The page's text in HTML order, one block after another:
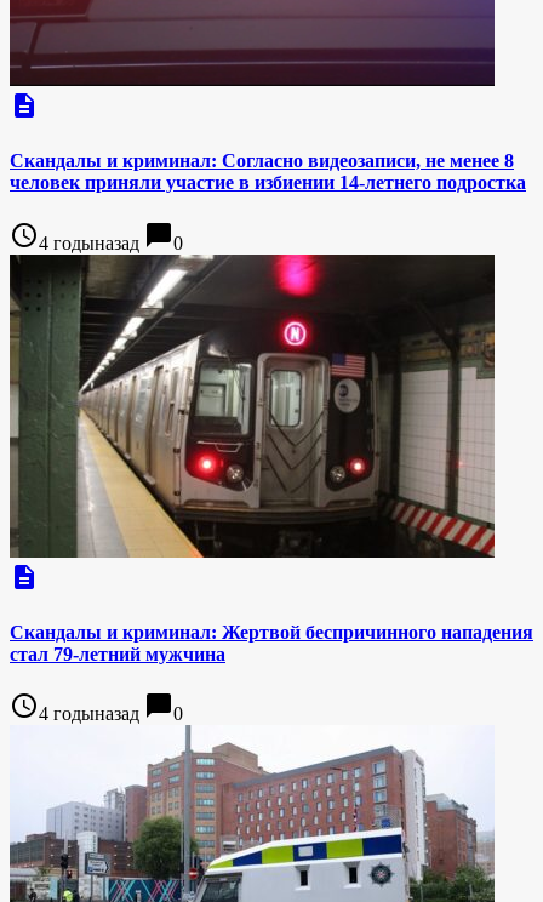
description
Скандалы и криминал: Согласно видеозаписи, не менее 8
человек приняли участие в избиении 14-летнего подростка
access_time4 годыназад chat_bubble0
description
Скандалы и криминал: Жертвой беспричинного нападения
стал 79-летний мужчина
access_time4 годыназад chat_bubble0